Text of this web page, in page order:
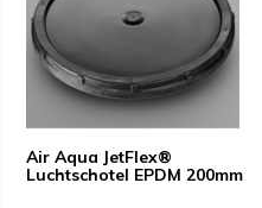
Air Aqua JetFlex®
Luchtschotel EPDM 200mm